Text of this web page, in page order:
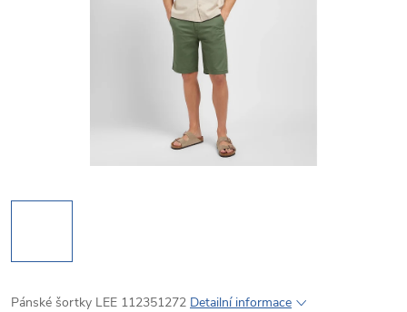
Pánské šortky LEE 112351272 Detailní informace